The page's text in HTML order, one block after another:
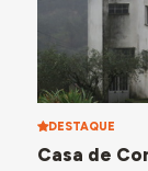
DESTAQUE
Casa de